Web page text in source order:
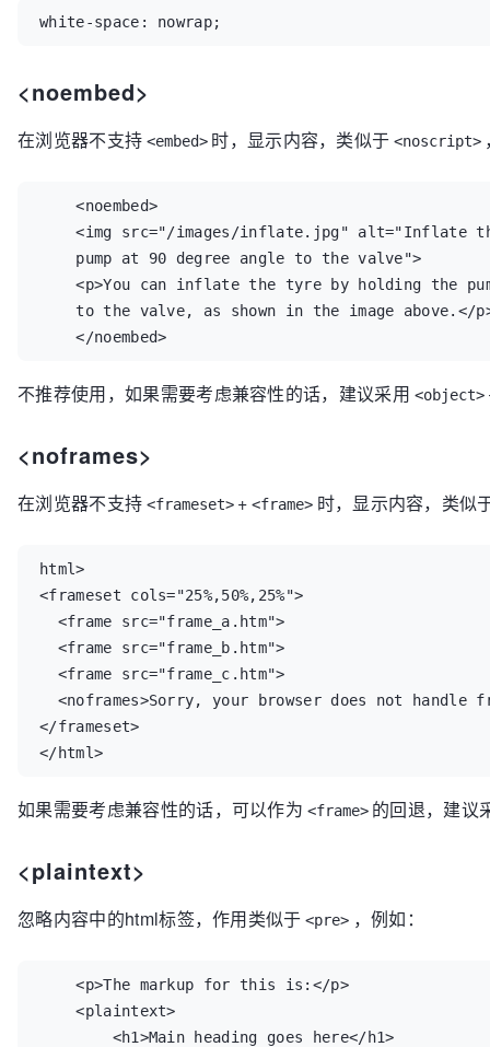
white-space: nowrap;
<noembed>
在浏览器不支持 <embed> 时，显示内容，类似于 <noscript>
<noembed>
<img src="/images/inflate.jpg" alt="Inflate
pump at 90 degree angle to the valve">
<p>You can inflate the tyre by holding the
to the valve, as shown in the image above.</
</noembed>
不推荐使用，如果需要考虑兼容性的话，建议采用 <object>
<noframes>
在浏览器不支持 <frameset> + <frame> 时，显示内容，类似
html>
<frameset cols="25%,50%,25%">
<frame src="frame_a.htm">
<frame src="frame_b.htm">
<frame src="frame_c.htm">
<noframes>Sorry, your browser does not handle
</frameset>
</html>
如果需要考虑兼容性的话，可以作为 <frame> 的回退，建议
<plaintext>
忽略内容中的html标签，作用类似于 <pre> ，例如：
<p>The markup for this is:</p>
<plaintext>
<h1>Main heading goes here</h1>